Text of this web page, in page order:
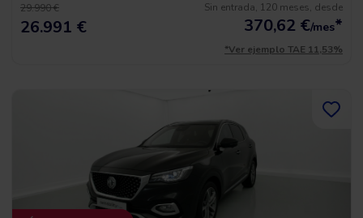
29.990 €
26.991 €
Sin entrada, 120 meses, desde
370,62 €/mes*
*Ver ejemplo TAE 11,53%